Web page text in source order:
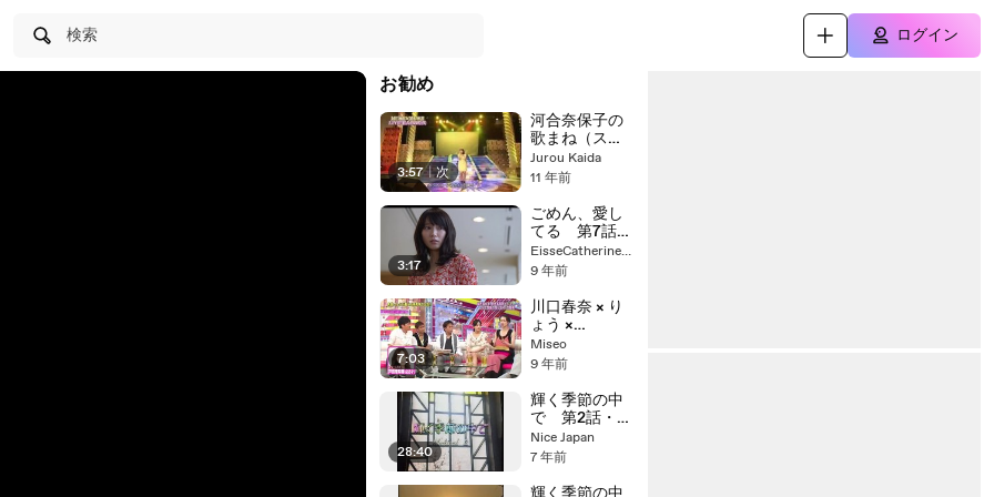
検索 ログイン
お勧め
3:57 | 次
河合奈保子の
歌まね（スマ
イル・フォ
ー・ミー）山
Jurou Kaida
11 年前
3:17
ごめん、愛し
てる 第7話
吉岡里帆まと
め【Riho
EisseCatherineEisseCatherine49549932
9 年前
7:03
川口春奈 × り
ょう ×
TOKIO 戸田
恵梨香やバナ
りょうの意外
な素顔を暴露
Miseo
9 年前
28:40
輝く季節の中
で 第2話・前
半
Nice Japan
7 年前